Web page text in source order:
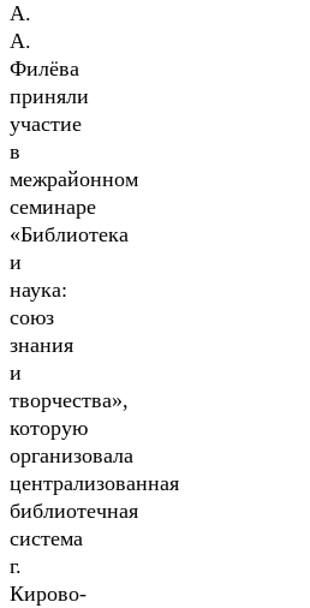
А.
А.
Филёва
приняли
участие
в
межрайонном
семинаре
«Библиотека
и
наука:
союз
знания
и
творчества»,
которую
организовала
централизованная
библиотечная
система
г.
Кирово-